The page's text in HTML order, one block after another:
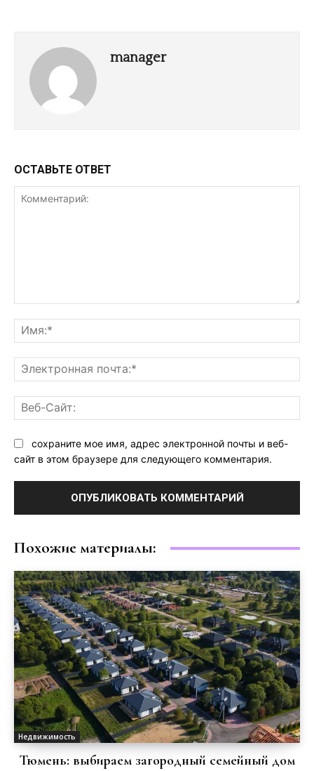
manager
ОСТАВЬТЕ ОТВЕТ
сохраните мое имя, адрес электронной почты и веб-
сайт в этом браузере для следующего комментария.
Похожие материалы:
Недвижимость
Тюмень: выбираем загородный семейный дом